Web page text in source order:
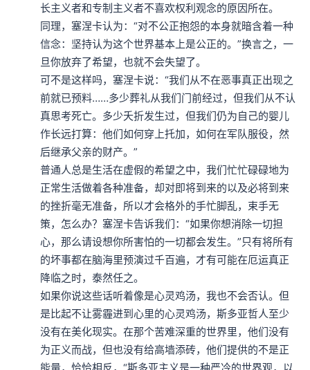
长主义者和专制主义者不喜欢权利观念的原因所在。
同理，塞涅卡认为：“对不公正抱怨的本身就暗含着一种
信念：坚持认为这个世界基本上是公正的。”换言之，一
旦你放弃了希望，也就不会失望了。
可不是这样吗，塞涅卡说：“我们从不在恶事真正出现之
前就已预料……多少葬礼从我们门前经过，但我们从不认
真思考死亡。多少夭折发生过，但我们仍为自己的婴儿
作长远打算：他们如何穿上托加，如何在军队服役，然
后继承父亲的财产。”
普通人总是生活在虚假的希望之中，我们忙忙碌碌地为
正常生活做着各种准备，却对即将到来的以及必将到来
的挫折毫无准备，所以才会格外的手忙脚乱，束手无
策，怎么办？塞涅卡告诉我们：“如果你想消除一切担
心，那么请设想你所害怕的一切都会发生。”只有将所有
的坏事都在脑海里预演过千百遍，才有可能在厄运真正
降临之时，泰然任之。
如果你说这些话听着像是心灵鸡汤，我也不会否认。但
是比起不让雾霾进到心里的心灵鸡汤，斯多亚哲人至少
没有在美化现实。在那个苦难深重的世界里，他们没有
为正义而战，但也没有给高墙添砖，他们提供的不是正
能量，恰恰相反，“斯多亚主义是一种严冷的世界观，以